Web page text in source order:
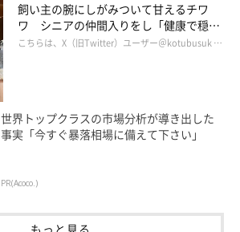
飼い主の腕にしがみついて甘えるチワ
ワ シニアの仲間入りをし「健康で穏や
かな暮らしが続いてほしい」と願う
こちらは、X（旧Twitter）ユーザー＠kotubusuk …
世界トップクラスの市場分析が導き出した
事実「今すぐ暴落相場に備えて下さい」
PR(Acoco.)